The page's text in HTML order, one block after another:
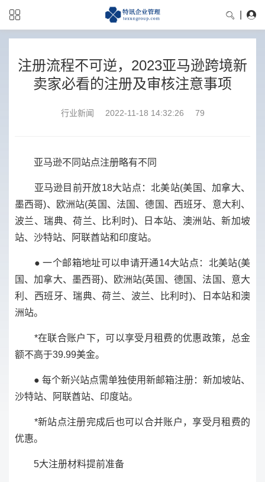
注册流程不可逆，2023亚马逊跨境新
卖家必看的注册及审核注意事项
行业新闻 2022-11-18 14:32:26 79
亚马逊不同站点注册略有不同
亚马逊目前开放18大站点：北美站(美国、加拿大、
墨西哥)、欧洲站(英国、法国、德国、西班牙、意大利、
波兰、瑞典、荷兰、比利时)、日本站、澳洲站、新加坡
站、沙特站、阿联酋站和印度站。
● 一个邮箱地址可以申请开通14大站点：北美站(美
国、加拿大、墨西哥)、欧洲站(英国、德国、法国、意大
利、西班牙、瑞典、荷兰、波兰、比利时)、日本站和澳
洲站。
*在联合账户下，可以享受月租费的优惠政策，总金
额不高于39.99美金。
● 每个新兴站点需单独使用新邮箱注册：新加坡站、
沙特站、阿联酋站、印度站。
*新站点注册完成后也可以合并账户，享受月租费的
优惠。
5大注册材料提前准备